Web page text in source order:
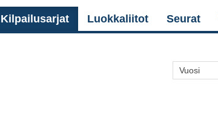
Kilpailusarjat Luokkaliitot Seurat